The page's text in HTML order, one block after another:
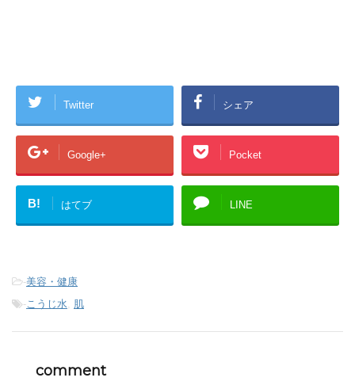
Twitter シェア
Google+ Pocket
B! はてブ LINE
-美容・健康
-こうじ水, 肌
comment